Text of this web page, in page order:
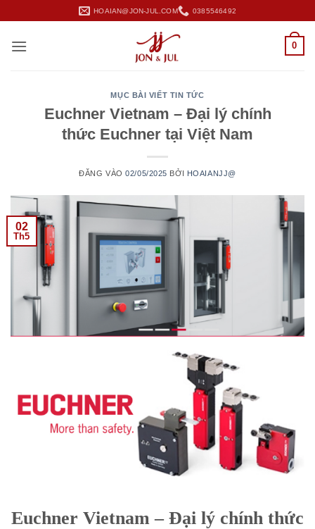
nội
HOAIAN@JON-JUL.COM 0385546492
0
MỤC BÀI VIẾT TIN TỨC
Euchner Vietnam – Đại lý chính
thức Euchner tại Việt Nam
ĐĂNG VÀO02/05/2025 BỞI HOAIANJJ@
02
Th5
Euchner Vietnam – Đại lý chính thức